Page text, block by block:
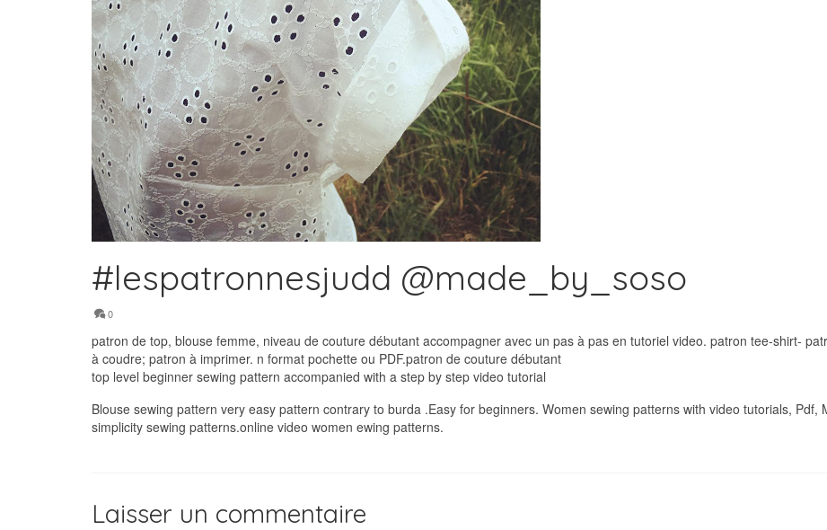
#lespatronnesjudd @made_by_soso
0
patron de top, blouse femme, niveau de couture débutant accompagner avec un pas à pas en tutoriel video. patron tee-shirt-
à coudre; patron à imprimer. n format pochette ou PDF.patron de couture débutant
top level beginner sewing pattern accompanied with a step by step video tutorial
Blouse sewing pattern very easy pattern contrary to burda .Easy for beginners. Women sewing patterns with video tutorials,
simplicity sewing patterns.online video women ewing patterns.
Laisser un commentaire